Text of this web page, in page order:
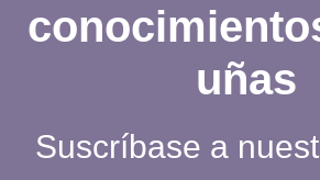
uñas
Suscríbase a